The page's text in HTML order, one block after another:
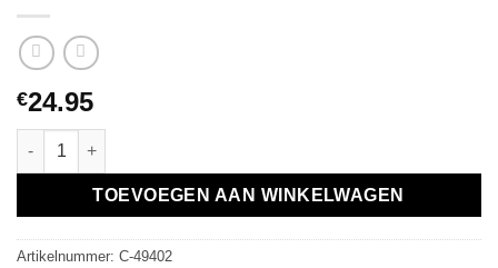
€24.95
Team Corally - Sport Racing 2500mAh 50C 2S 7.4V - Shorty XT-
TOEVOEGEN AAN WINKELWAGEN
Artikelnummer: C-49402